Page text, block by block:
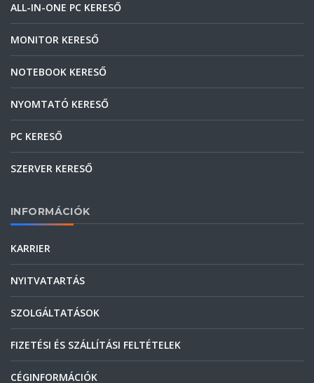
ALL-IN-ONE PC KERESŐ
MONITOR KERESŐ
NOTEBOOK KERESŐ
NYOMTATÓ KERESŐ
PC KERESŐ
SZERVER KERESŐ
INFORMÁCIÓK
KARRIER
NYITVATARTÁS
SZOLGÁLTATÁSOK
FIZETÉSI ÉS SZÁLLÍTÁSI FELTÉTELEK
CÉGINFORMÁCIÓK